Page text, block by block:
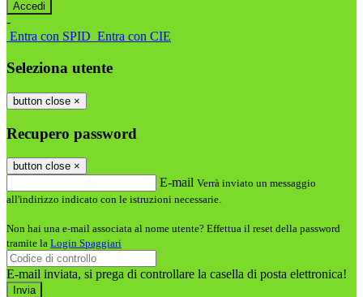
-
Entra con SPID Entra con CIE
Seleziona utente
button close ×
Recupero password
button close ×
E-mail Verrà inviato un messaggio
all'indirizzo indicato con le istruzioni necessarie.
Non hai una e-mail associata al nome utente? Effettua il reset della password
tramite la Login Spaggiari
E-mail inviata, si prega di controllare la casella di posta elettronica!